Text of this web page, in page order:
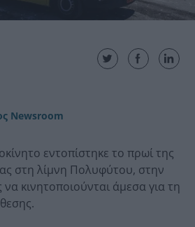
Newsroom
εντοπίστηκε το πρωί της
στη λίμνη Πολυφύτου, στην
κινητοποιούνται άμεσα για τη